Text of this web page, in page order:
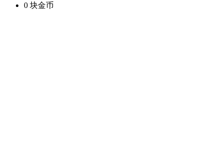
0 块金币